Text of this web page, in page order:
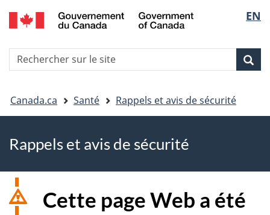
Skip
to
Skip
to
Passer
à
HTML
de
la
EN
Recherche
Vous
êtes
ici
Canada.ca Santé Rappels et avis de sécurité
Rappels et avis de sécurité
Cette page Web a été